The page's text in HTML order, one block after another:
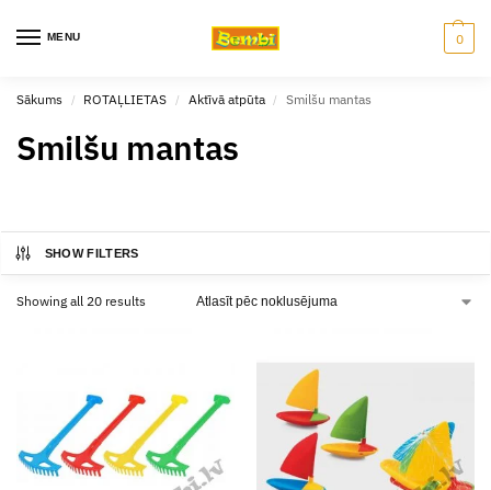
MENU 0
Sākums / ROTAĻLIETAS / Aktīvā atpūta / Smilšu mantas
Smilšu mantas
SHOW FILTERS
Showing all 20 results